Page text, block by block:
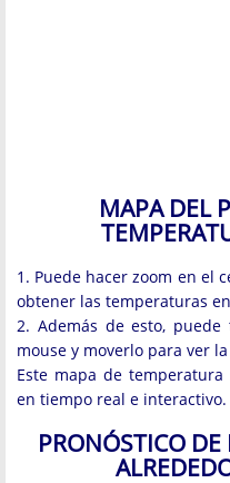
MAPA DEL
1. Puede hacer zoom en el
obtener las temperaturas
2. Además de esto,
mouse y moverlo para ver
Este mapa de
en tiempo real e interactivo.
PRONÓSTICO DE